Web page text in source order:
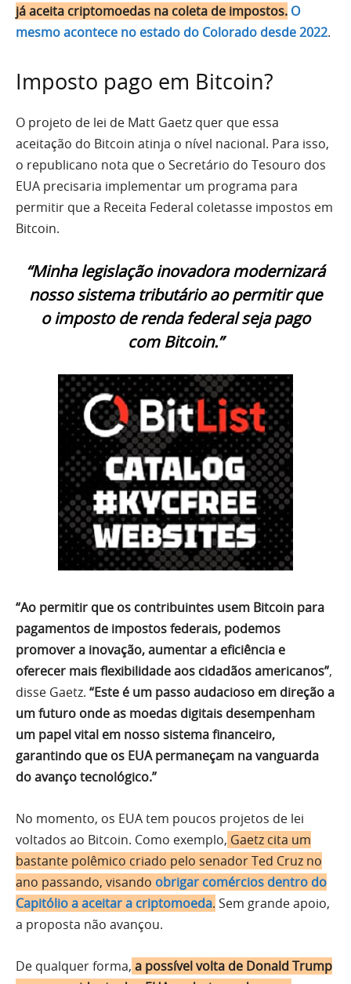
já aceita criptomoedas na coleta de impostos. O
mesmo acontece no estado do Colorado desde 2022.
Imposto pago em Bitcoin?
O projeto de lei de Matt Gaetz quer que essa
aceitação do Bitcoin atinja o nível nacional. Para isso,
o republicano nota que o Secretário do Tesouro dos
EUA precisaria implementar um programa para
permitir que a Receita Federal coletasse impostos em
Bitcoin.
“Minha legislação inovadora modernizará
nosso sistema tributário ao permitir que
o imposto de renda federal seja pago
com Bitcoin.”
“Ao permitir que os contribuintes usem Bitcoin para
pagamentos de impostos federais, podemos
promover a inovação, aumentar a eficiência e
oferecer mais flexibilidade aos cidadãos americanos”,
disse Gaetz. “Este é um passo audacioso em direção a
um futuro onde as moedas digitais desempenham
um papel vital em nosso sistema financeiro,
garantindo que os EUA permaneçam na vanguarda
do avanço tecnológico.”
No momento, os EUA tem poucos projetos de lei
voltados ao Bitcoin. Como exemplo, Gaetz cita um
bastante polêmico criado pelo senador Ted Cruz no
ano passando, visando obrigar comércios dentro do
Capitólio a aceitar a criptomoeda. Sem grande apoio,
a proposta não avançou.
De qualquer forma, a possível volta de Donald Trump